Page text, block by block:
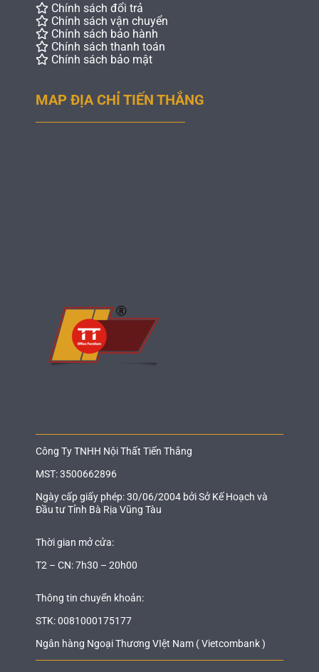
Chính sách đổi trả
Chính sách vận chuyển
Chính sách bảo hành
Chính sách thanh toán
Chính sách bảo mật
MAP ĐỊA CHỈ TIẾN THẮNG
Công Ty TNHH Nội Thất Tiến Thắng
MST: 3500662896
Ngày cấp giấy phép: 30/06/2004 bởi Sở Kế Hoạch và
Đầu tư Tỉnh Bà Rịa Vũng Tàu
Thời gian mở cửa:
T2 – CN: 7h30 – 20h00
Thông tin chuyển khoản:
STK: 0081000175177
Ngân hàng Ngoại Thương VIệt Nam ( Vietcombank )